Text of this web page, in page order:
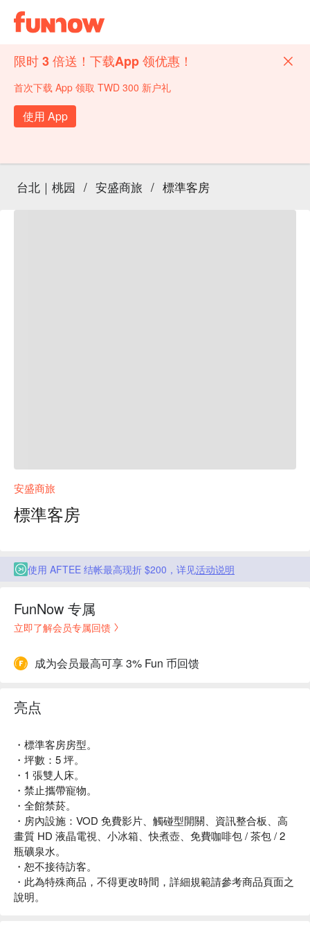
限时 3 倍送！下载App 领优惠！
首次下载 App 领取 TWD 300 新户礼
使用 App
台北｜桃园 / 安盛商旅 / 標準客房
安盛商旅
標準客房
使用 AFTEE 结帐最高现折 $200，详见活动说明
FunNow 专属
立即了解会员专属回馈
成为会员最高可享 3% Fun 币回馈
亮点
・標準客房房型。
・坪數：5 坪。
・1 張雙人床。
・禁止攜帶寵物。
・全館禁菸。
・房內設施：VOD 免費影片、觸碰型開關、資訊整合板、高
畫質 HD 液晶電視、小冰箱、快煮壺、免費咖啡包 / 茶包 / 2
瓶礦泉水。
・恕不接待訪客。
・此為特殊商品，不得更改時間，詳細規範請參考商品頁面之
說明。